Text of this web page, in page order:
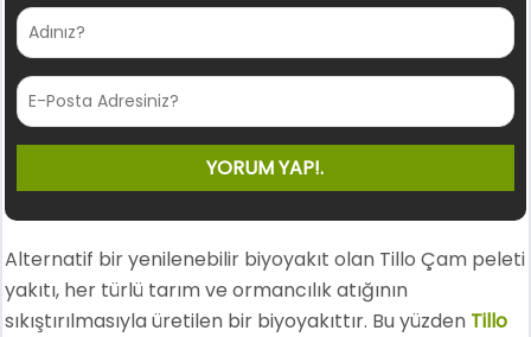
Alternatif bir yenilenebilir biyoyakıt olan Tillo Çam peleti
yakıtı, her türlü tarım ve ormancılık atığının
sıkıştırılmasıyla üretilen bir biyoyakıttır. Bu yüzden Tillo